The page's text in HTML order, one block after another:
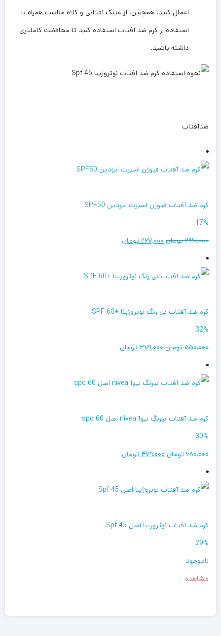
اعمال کنید. همچنین، از عینک آفتابی و کلاه مناسب همراه با
استفاده از کرم ضد آفتاب استفاده کنید تا محافظت کاملتری
داشته باشید.
ضدآفتاب
کرم ضد آفتاب فیوژن اسپرت ایزدین SPF50
17%
۳۲۰,۰۰۰ تومان
۲۶۷,۰۰۰ تومان
کرم ضد آفتاب بی رنگ نوتروژینا +SPF 60
32%
۵۵۰,۰۰۰ تومان
۳۷۹,۰۰۰ تومان
کرم ضد آفتاب بیرنگ نیوآ nivea اصل spc 60
30%
۶۸۰,۰۰۰ تومان
۴۷۹,۰۰۰ تومان
کرم ضد آفتاب نوتروژینا اصل Spf 45
29%
ناموجود
مشاهده